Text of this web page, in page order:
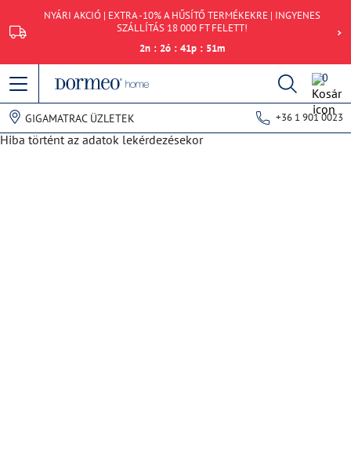
NYÁRI AKCIÓ | EXTRA -10% A HŰSÍTŐ TERMÉKEKRE | INGYENES
SZÁLLÍTÁS 18 000 FT FELETT!
2n : 2ó : 41p : 51m
0
GIGAMATRAC ÜZLETEK +36 1 901 0023
Hiba történt az adatok lekérdezésekor